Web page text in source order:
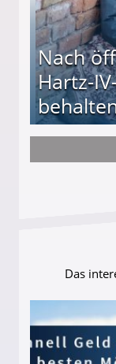
Nach
Hartz-
darf Geld
Das